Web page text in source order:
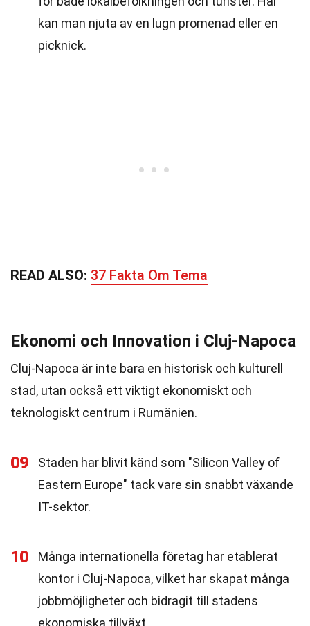
kan man njuta av en lugn promenad eller en
picknick.
READ ALSO: 37 Fakta Om Tema
Ekonomi och Innovation i Cluj-Napoca
Cluj-Napoca är inte bara en historisk och kulturell
stad, utan också ett viktigt ekonomiskt och
teknologiskt centrum i Rumänien.
09
Staden har blivit känd som "Silicon Valley of
Eastern Europe" tack vare sin snabbt växande
IT-sektor.
10
Många internationella företag har etablerat
kontor i Cluj-Napoca, vilket har skapat många
jobbmöjligheter och bidragit till stadens
ekonomiska tillväxt.